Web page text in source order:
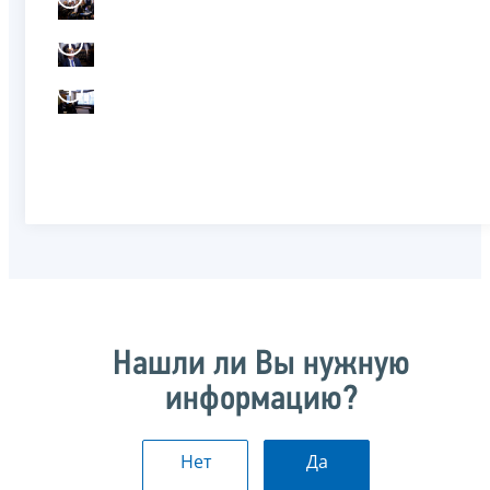
Нашли ли Вы нужную
информацию?
Нет Да